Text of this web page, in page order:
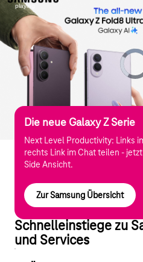
is
Die neue Galaxy Z Serie
Next Level Productivity: Links
rechts Link im Chat teilen -
Side Ansicht.
Zur Samsung Übersicht
Schnelleinstiege zu
und Services